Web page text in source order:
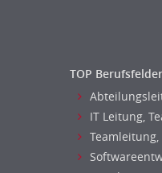
TOP Berufsfelder
IT Leitung,